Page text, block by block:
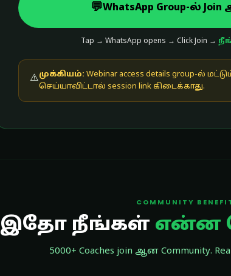
💬WhatsApp Group-ல்
Tap → WhatsApp opens → Click Join →
⚠️முக்கியம்: Webinar access details group-ல்
செய்யாவிட்டால் session link கிடைக்காது.
COMMUNITY
இதோ நீங்கள் என்ன
5000+ Coaches join ஆன Community.